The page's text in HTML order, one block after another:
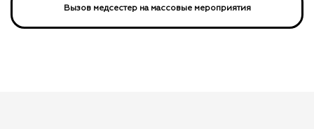
Вызов медсестер на массовые мероприятия